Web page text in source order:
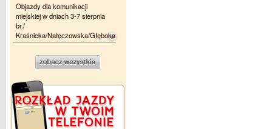
Objazdy dla komunikacji
miejskiej w dniach 3-7 sierpnia
br./
Kraśnicka/Nałęczowska/Głęboka